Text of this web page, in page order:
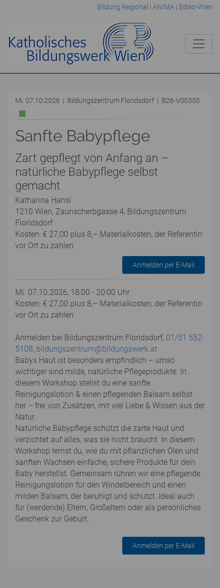
Bildung Regional | ANIMA | Biblio-Wien
Mi. 07.10.2026 | Bildungszentrum Floridsdorf | B26-V00350
Sanfte Babypflege
Zart gepflegt von Anfang an –
natürliche Babypflege selbst
gemacht
Katharina Hansi
1210 Wien, Zaunscherbgasse 4, Bildungszentrum
Floridsdorf
Kosten: € 27,00 plus 8,– Materialkosten, der Referentin
vor Ort zu zahlen
Anmelden per E-Mail
Mi. 07.10.2026, 18:00 - 20:00 Uhr
Kosten: € 27,00 plus 8,– Materialkosten, der Referentin
vor Ort zu zahlen
Anmelden bei Bildungszentrum Floridsdorf, 01/51 552-
5108, bildungszentrum@bildungswerk.at
Babys Haut ist besonders empfindlich – umso
wichtiger sind milde, natürliche Pflegeprodukte. In
diesem Workshop stellst du eine sanfte
Reinigungslotion & einen pflegenden Balsam selbst
her – frei von Zusätzen, mit viel Liebe & Wissen aus der
Natur.
Natürliche Babypflege schützt die zarte Haut und
verzichtet auf alles, was sie nicht braucht. In diesem
Workshop lernst du, wie du mit pflanzlichen Ölen und
sanften Wachsen einfache, sichere Produkte für dein
Baby herstellst. Gemeinsam rühren wir eine pflegende
Reinigungslotion für den Windelbereich und einen
milden Balsam, der beruhigt und schützt. Ideal auch
für (werdende) Eltern, Großeltern oder als persönliches
Geschenk zur Geburt.
Anmelden per E-Mail